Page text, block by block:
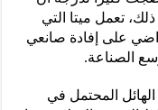
تعمل ميتا التي
على إفادة صانعي
الصناعة.
المحتمل في